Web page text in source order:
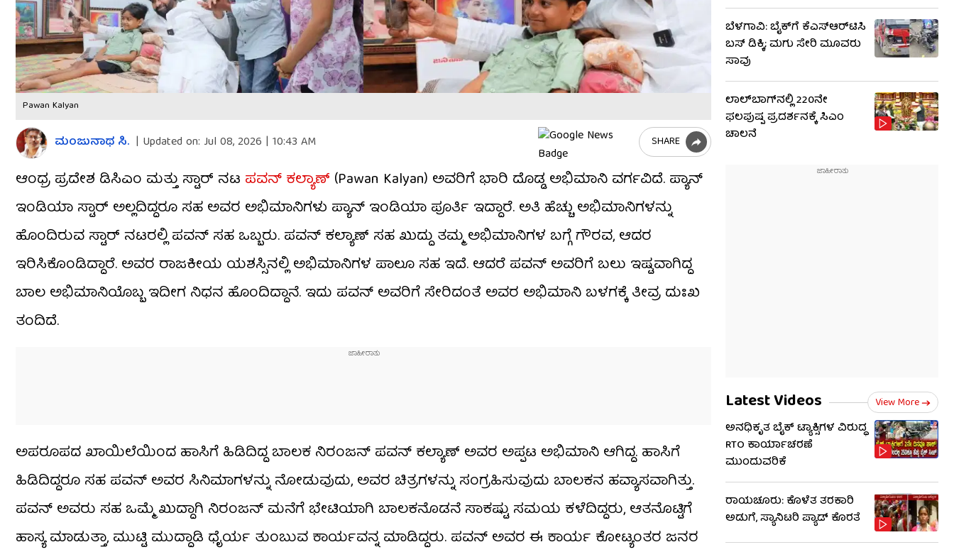
Pawan Kalyan
ಮಂಜುನಾಥ ಸಿ. | Updated on: Jul 08, 2026 | 10:43 AM SHARE
ಆಂಧ್ರ ಪ್ರದೇಶ ಡಿಸಿಎಂ ಮತ್ತು ಸ್ಟಾರ್ ನಟ ಪವನ್ ಕಲ್ಯಾಣ್ (Pawan Kalyan) ಅವರಿಗೆ ಭಾರಿ ದೊಡ್ಡ ಅಭಿಮಾನಿ ವರ್ಗವಿದೆ. ಪ್ಯಾನ್
ಇಂಡಿಯಾ ಸ್ಟಾರ್ ಅಲ್ಲದಿದ್ದರೂ ಸಹ ಅವರ ಅಭಿಮಾನಿಗಳು ಪ್ಯಾನ್ ಇಂಡಿಯಾ ಪೂರ್ತಿ ಇದ್ದಾರೆ. ಅತಿ ಹೆಚ್ಚು ಅಭಿಮಾನಿಗಳನ್ನು
ಹೊಂದಿರುವ ಸ್ಟಾರ್ ನಟರಲ್ಲಿ ಪವನ್ ಸಹ ಒಬ್ಬರು. ಪವನ್ ಕಲ್ಯಾಣ್ ಸಹ ಖುದ್ದು ತಮ್ಮ ಅಭಿಮಾನಿಗಳ ಬಗ್ಗೆ ಗೌರವ, ಆದರ
ಇರಿಸಿಕೊಂಡಿದ್ದಾರೆ. ಅವರ ರಾಜಕೀಯ ಯಶಸ್ಸಿನಲ್ಲಿ ಅಭಿಮಾನಿಗಳ ಪಾಲೂ ಸಹ ಇದೆ. ಆದರೆ ಪವನ್ ಅವರಿಗೆ ಬಲು ಇಷ್ಟವಾಗಿದ್ದ
ಬಾಲ ಅಭಿಮಾನಿಯೊಬ್ಬ ಇದೀಗ ನಿಧನ ಹೊಂದಿದ್ದಾನೆ. ಇದು ಪವನ್ ಅವರಿಗೆ ಸೇರಿದಂತೆ ಅವರ ಅಭಿಮಾನಿ ಬಳಗಕ್ಕೆ ತೀವ್ರ ದುಃಖ
ತಂದಿದೆ.
ಅಪರೂಪದ ಖಾಯಿಲೆಯಿಂದ ಹಾಸಿಗೆ ಹಿಡಿದಿದ್ದ ಬಾಲಕ ನಿರಂಜನ್ ಪವನ್ ಕಲ್ಯಾಣ್ ಅವರ ಅಪ್ಪಟ ಅಭಿಮಾನಿ ಆಗಿದ್ದ. ಹಾಸಿಗೆ
ಹಿಡಿದಿದ್ದರೂ ಸಹ ಪವನ್ ಅವರ ಸಿನಿಮಾಗಳನ್ನು ನೋಡುವುದು, ಅವರ ಚಿತ್ರಗಳನ್ನು ಸಂಗ್ರಹಿಸುವುದು ಬಾಲಕನ ಹವ್ಯಾಸವಾಗಿತ್ತು.
ಪವನ್ ಅವರು ಸಹ ಒಮ್ಮೆ ಖುದ್ದಾಗಿ ನಿರಂಜನ್ ಮನೆಗೆ ಭೇಟಿಯಾಗಿ ಬಾಲಕನೊಡನೆ ಸಾಕಷ್ಟು ಸಮಯ ಕಳೆದಿದ್ದರು, ಆತನೊಟ್ಟಿಗೆ
ಹಾಸ್ಯ ಮಾಡುತ್ತಾ, ಮುಟ್ಟಿ ಮುದ್ದಾಡಿ ಧೈರ್ಯ ತುಂಬುವ ಕಾರ್ಯವನ್ನ ಮಾಡಿದ್ದರು. ಪವನ್ ಅವರ ಈ ಕಾರ್ಯ ಕೋಟ್ಯಂತರ ಜನರ
ಬೆಳಗಾವಿ: ಬೈಕ್‌ಗೆ ಕೆಎಸ್‌ಆರ್‌ಟಿಸಿ
ಬಸ್ ಡಿಕ್ಕಿ; ಮಗು ಸೇರಿ ಮೂವರು
ಸಾವು
ಲಾಲ್‌ಬಾಗ್​​ನಲ್ಲಿ 220ನೇ
ಫಲಪುಷ್ಪ ಪ್ರದರ್ಶನಕ್ಕೆ ಸಿಎಂ
ಚಾಲನೆ
Latest Videos View More
ಅನಧಿಕೃತ ಬೈಕ್ ಟ್ಯಾಕ್ಸಿಗಳ ವಿರುದ್ಧ
RTO ಕಾರ್ಯಾಚರಣೆ
ಮುಂದುವರಿಕೆ
ರಾಯಚೂರು: ಕೊಳೆತ ತರಕಾರಿ
ಅಡುಗೆ, ಸ್ಯಾನಿಟರಿ ಪ್ಯಾಡ್ ಕೊರತೆ